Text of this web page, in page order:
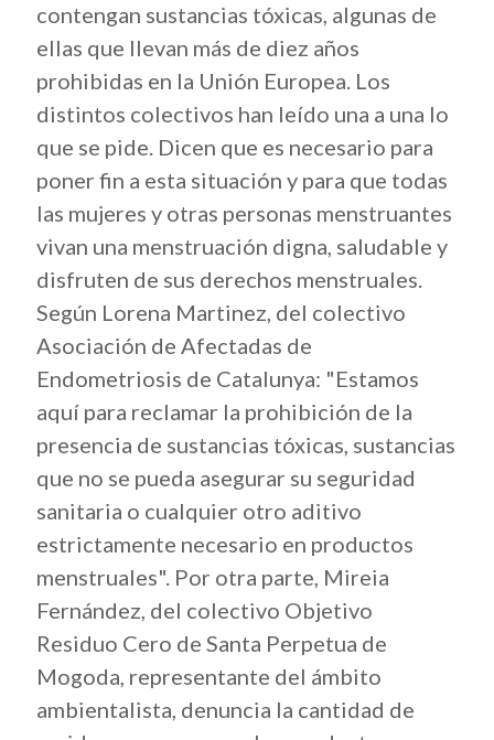
contengan sustancias tóxicas, algunas de
ellas que llevan más de diez años
prohibidas en la Unión Europea. Los
distintos colectivos han leído una a una lo
que se pide. Dicen que es necesario para
poner fin a esta situación y para que todas
las mujeres y otras personas menstruantes
vivan una menstruación digna, saludable y
disfruten de sus derechos menstruales.
Según Lorena Martinez, del colectivo
Asociación de Afectadas de
Endometriosis de Catalunya: "Estamos
aquí para reclamar la prohibición de la
presencia de sustancias tóxicas, sustancias
que no se pueda asegurar su seguridad
sanitaria o cualquier otro aditivo
estrictamente necesario en productos
menstruales". Por otra parte, Mireia
Fernández, del colectivo Objetivo
Residuo Cero de Santa Perpetua de
Mogoda, representante del ámbito
ambientalista, denuncia la cantidad de